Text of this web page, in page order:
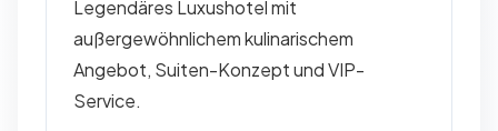
Legendäres Luxushotel mit
außergewöhnlichem kulinarischem
Angebot, Suiten-Konzept und VIP-
Service.